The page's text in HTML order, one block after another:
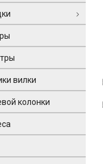
вилки
колонки